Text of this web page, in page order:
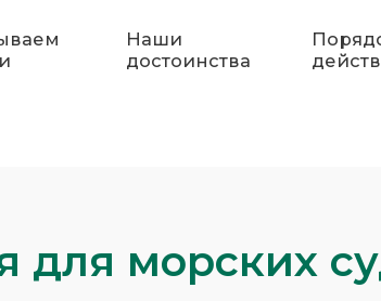
Наши
достоинства
для морских